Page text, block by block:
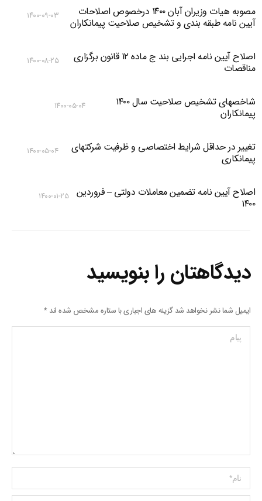
مصوبه هیات وزیران آبان ۱۴۰۰ درخصوص اصلاحات
آیین نامه طبقه بندی و تشخیص صلاحیت پیمانکاران
۱۴۰۰-۰۹-۰۳
اصلاح آیین نامه اجرایی بند ج ماده ۱۲ قانون برگزاری
مناقصات
۱۴۰۰-۰۸-۲۵
شاخصهای تشخیص صلاحیت سال ۱۴۰۰
پیمانکاران
۱۴۰۰-۰۵-۰۴
تغییر در حداقل شرایط اختصاصی و ظرفیت شرکتهای
پیمانکاری
۱۴۰۰-۰۵-۰۴
اصلاح آیین نامه تضمین معاملات دولتی – فروردین
۱۴۰۰
۱۴۰۰-۰۱-۲۵
دیدگاهتان را بنویسید
ایمیل شما نشر نخواهد شد گزینه های اجباری با ستاره مشخص شده اند*
پیام
Name *